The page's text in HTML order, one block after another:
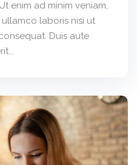
enim ad minim veniam,
laboris nisi ut
Duis aute